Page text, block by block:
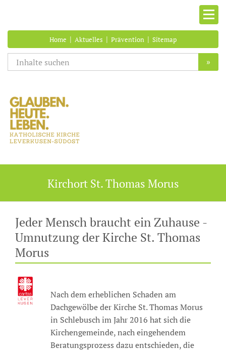
Home | Aktuelles | Prävention | Sitemap
»
Kirchort St. Thomas Morus
Jeder Mensch braucht ein Zuhause -
Umnutzung der Kirche St. Thomas
Morus
Nach dem erheblichen Schaden am
Dachgewölbe der Kirche St. Thomas Morus
in Schlebusch im Jahr 2016 hat sich die
Kirchengemeinde, nach eingehendem
Beratungsprozess dazu entschieden, die